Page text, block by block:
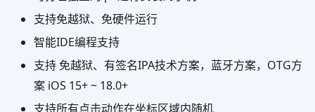
支持免越狱、免硬件运行
智能IDE编程支持
支持 免越狱、有签名IPA技术方案，蓝牙方案，OTG方
案 iOS 15+ ~ 18.0+
支持所有点击动作在坐标区域内随机